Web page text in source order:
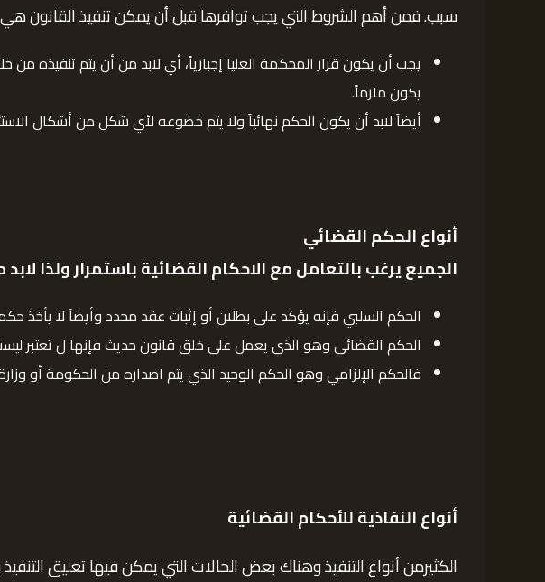
سبب. فمن أهم الشروط التي يجب توافرها قبل أن يمكن تنفيذ القانون هي
يجب أن يكون قرار المحكمة العليا إجبارياً، أي لابد من أن يتم تنفيذه
يكون ملزماً.
أيضاً لابد أن يكون الحكم نهائياً ولا يتم خضوعه لأي شكل من أشكال
أنواع الحكم القضائي
الجميع يرغب بالتعامل مع الاحكام القضائية باستمرار ولذا
الحكم السلبي فإنه يؤكد على بطلان أو إثبات عقد محدد وأيضاً لا يأخذ
الحكم القضائي وهو الذي يعمل على خلق قانون حديث فإنها ل تعتبر
فالحكم الإلزامي وهو الحكم الوحيد الذي يتم اصداره من الحكومة أو
أنواع النفاذية للأحكام القضائية
الكثيرمن أنواع التنفيذ وهناك بعض الحالات التي يمكن فيها تعليق